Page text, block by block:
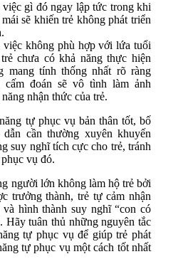
gì đó ngay lập tức trong khi
sẽ khiến trẻ không phát triển
không phù hợp với lứa tuổi
chưa có khả năng thực hiện
mang tính thống nhất rõ ràng
đoán sẽ vô tình làm ảnh
nhận thức của trẻ.
tự phục vụ bản thân tốt, bố
cần thường xuyên khuyến
suy nghĩ tích cực cho trẻ, tránh
vụ đó.
người lớn không làm hộ trẻ bởi
trưởng thành, trẻ tự cảm nhận
hình thành suy nghĩ “con có
Hãy tuân thủ những nguyên tắc
tự phục vụ để giúp trẻ phát
tự phục vụ một cách tốt nhất